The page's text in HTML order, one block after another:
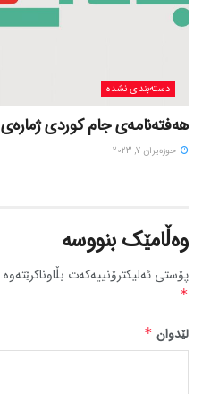
دسته‌بندی نشده
هەفتەنامەی جام کوردی ژمارەی 322
حوزه‌یران 7, 2023
وەڵامێک بنووسە
پۆستی ئەلیکترۆنییەکەت بڵاوناکرێتەوە.
*
لێدوان *